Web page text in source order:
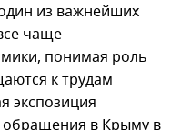
из важнейших
чаще
понимая роль
к трудам
экспозиция